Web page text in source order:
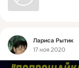
Фид
Лариса Рытик
17 ноя 2020